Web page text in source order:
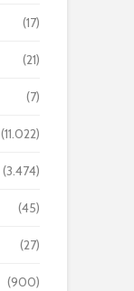
(17)
(21)
(7)
(11.022)
(3.474)
(45)
(27)
(900)